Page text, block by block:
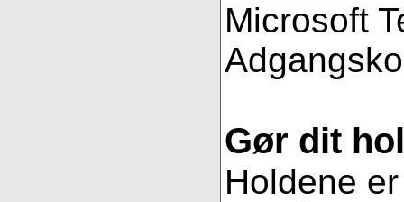
Microsoft
Gør dit
Holdene